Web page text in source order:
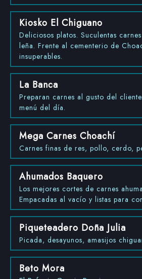
Kiosko El Chiguano
Deliciosos platos. Suculentas
leña. Frente al cementerio de
insuperables.
La Banca
Preparan carnes al gusto del
menú del día.
Mega Carnes Choachí
Carnes finas de res, pollo, cerdo,
Ahumados Baquero
Los mejores cortes de carnes
Empacadas al vacío y listas para
Piqueteadero Doña Julia
Picada, desayunos, amasijos
Beto Mora